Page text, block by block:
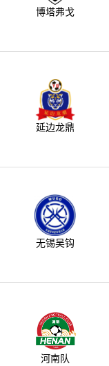
博塔弗戈
延边龙鼎
无锡吴钩
河南队